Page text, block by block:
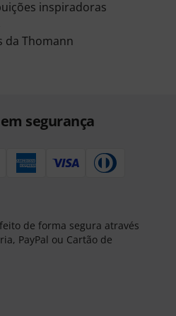
inspiradoras
da Thomann
segurança
de forma segura através
PayPal ou Cartão de